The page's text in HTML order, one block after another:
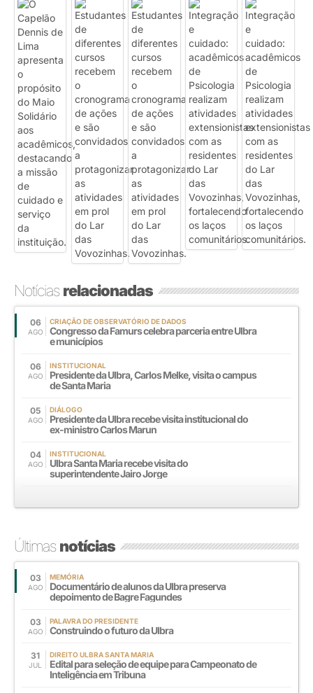
Notíciasrelacionadas
06
AGO
CRIAÇÃO DE OBSERVATÓRIO DE DADOS
Congresso da Famurs celebra parceria entre Ulbra
e municípios
06
AGO
INSTITUCIONAL
Presidente da Ulbra, Carlos Melke, visita o campus
de Santa Maria
05
AGO
DIÁLOGO
Presidente da Ulbra recebe visita institucional do
ex-ministro Carlos Marun
04
AGO
INSTITUCIONAL
Ulbra Santa Maria recebe visita do
superintendente Jairo Jorge
Últimasnotícias
03
AGO
MEMÓRIA
Documentário de alunos da Ulbra preserva
depoimento de Bagre Fagundes
03
AGO
PALAVRA DO PRESIDENTE
Construindo o futuro da Ulbra
31
JUL
DIREITO ULBRA SANTA MARIA
Edital para seleção de equipe para Campeonato de
Inteligência em Tribuna